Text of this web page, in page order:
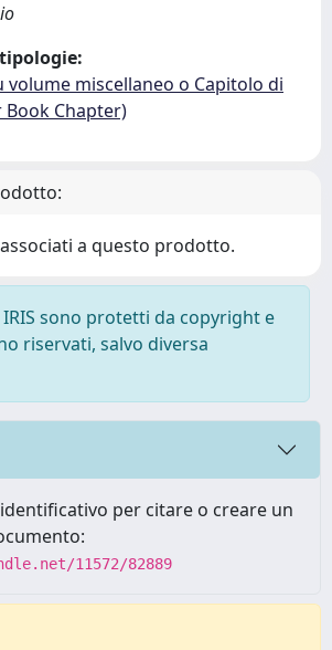
volume miscellaneo o Capitolo di
Book Chapter)
a questo prodotto.
sono protetti da copyright e
riservati, salvo diversa
per citare o creare un
11572/82889